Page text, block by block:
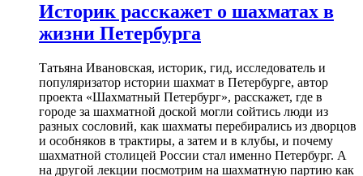
Историк расскажет о шахматах в
жизни Петербурга
Татьяна Ивановская, историк, гид, исследователь и
популяризатор истории шахмат в Петербурге, автор
проекта «Шахматный Петербург», расскажет, где в
городе за шахматной доской могли сойтись люди из
разных сословий, как шахматы перебирались из дворцов
и особняков в трактиры, а затем и в клубы, и почему
шахматной столицей России стал именно Петербург. А
на другой лекции посмотрим на шахматную партию как